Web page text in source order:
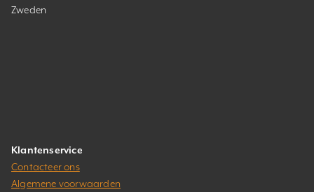
Zweden
Klantenservice
Contacteer ons
Algemene voorwaarden